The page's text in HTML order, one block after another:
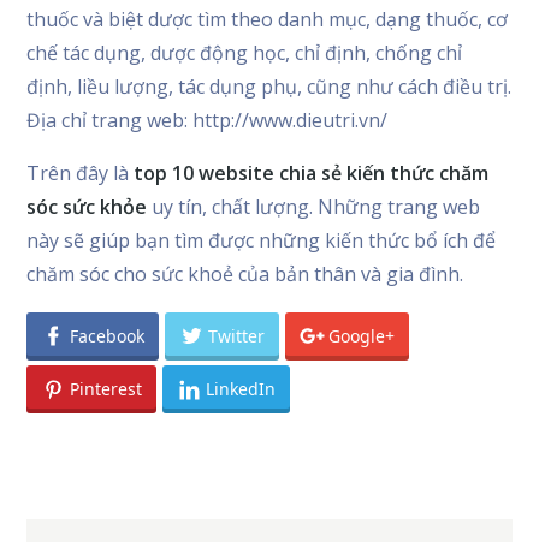
thuốc và biệt dược tìm theo danh mục, dạng thuốc, cơ
chế tác dụng, dược động học, chỉ định, chống chỉ
định, liều lượng, tác dụng phụ, cũng như cách điều trị.
Địa chỉ trang web: http://www.dieutri.vn/
Trên đây là top 10 website chia sẻ kiến thức chăm
sóc sức khỏe uy tín, chất lượng. Những trang web
này sẽ giúp bạn tìm được những kiến thức bổ ích để
chăm sóc cho sức khoẻ của bản thân và gia đình.
Facebook Twitter Google+
Pinterest LinkedIn